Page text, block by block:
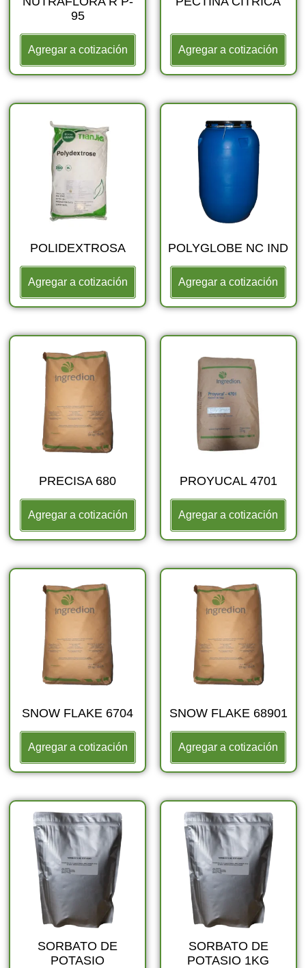
95
Agregar a cotización Agregar a cotización
POLIDEXTROSA
Agregar a cotización
POLYGLOBE NC IND
Agregar a cotización
PRECISA 680
Agregar a cotización
PROYUCAL 4701
Agregar a cotización
SNOW FLAKE 6704
Agregar a cotización
SNOW FLAKE 68901
Agregar a cotización
SORBATO DE
POTASIO
SORBATO DE
POTASIO 1KG